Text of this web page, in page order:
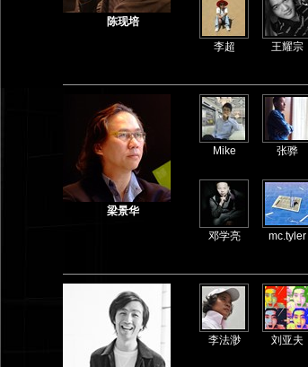
陈现培
李超 王耀宗
梁景华
Mike 张骅
邓学亮 mc.tyler
李法渺 刘亚夫